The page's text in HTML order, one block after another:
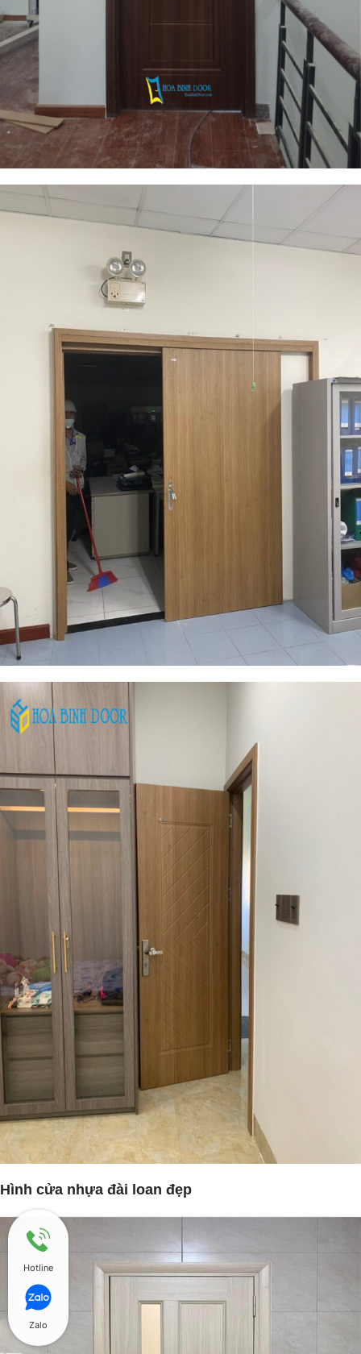
Hình cửa nhựa đài loan đẹp
Hotline
Zalo